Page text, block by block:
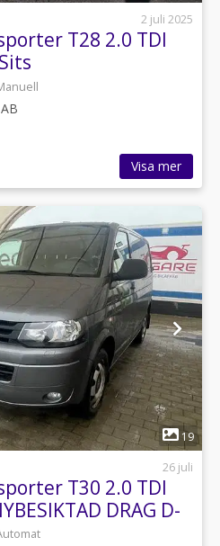
2 juli 2025
T28 2.0 TDI
Visa mer
1
19
26 juli
T30 2.0 TDI
DRAG D-